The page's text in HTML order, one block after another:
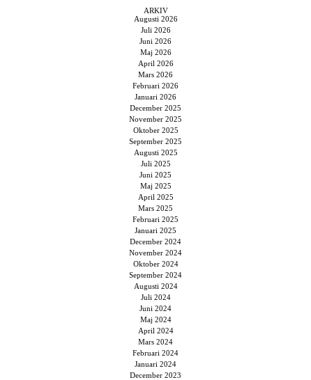
ARKIV
Augusti 2026
Juli 2026
Juni 2026
Maj 2026
April 2026
Mars 2026
Februari 2026
Januari 2026
December 2025
November 2025
Oktober 2025
September 2025
Augusti 2025
Juli 2025
Juni 2025
Maj 2025
April 2025
Mars 2025
Februari 2025
Januari 2025
December 2024
November 2024
Oktober 2024
September 2024
Augusti 2024
Juli 2024
Juni 2024
Maj 2024
April 2024
Mars 2024
Februari 2024
Januari 2024
December 2023